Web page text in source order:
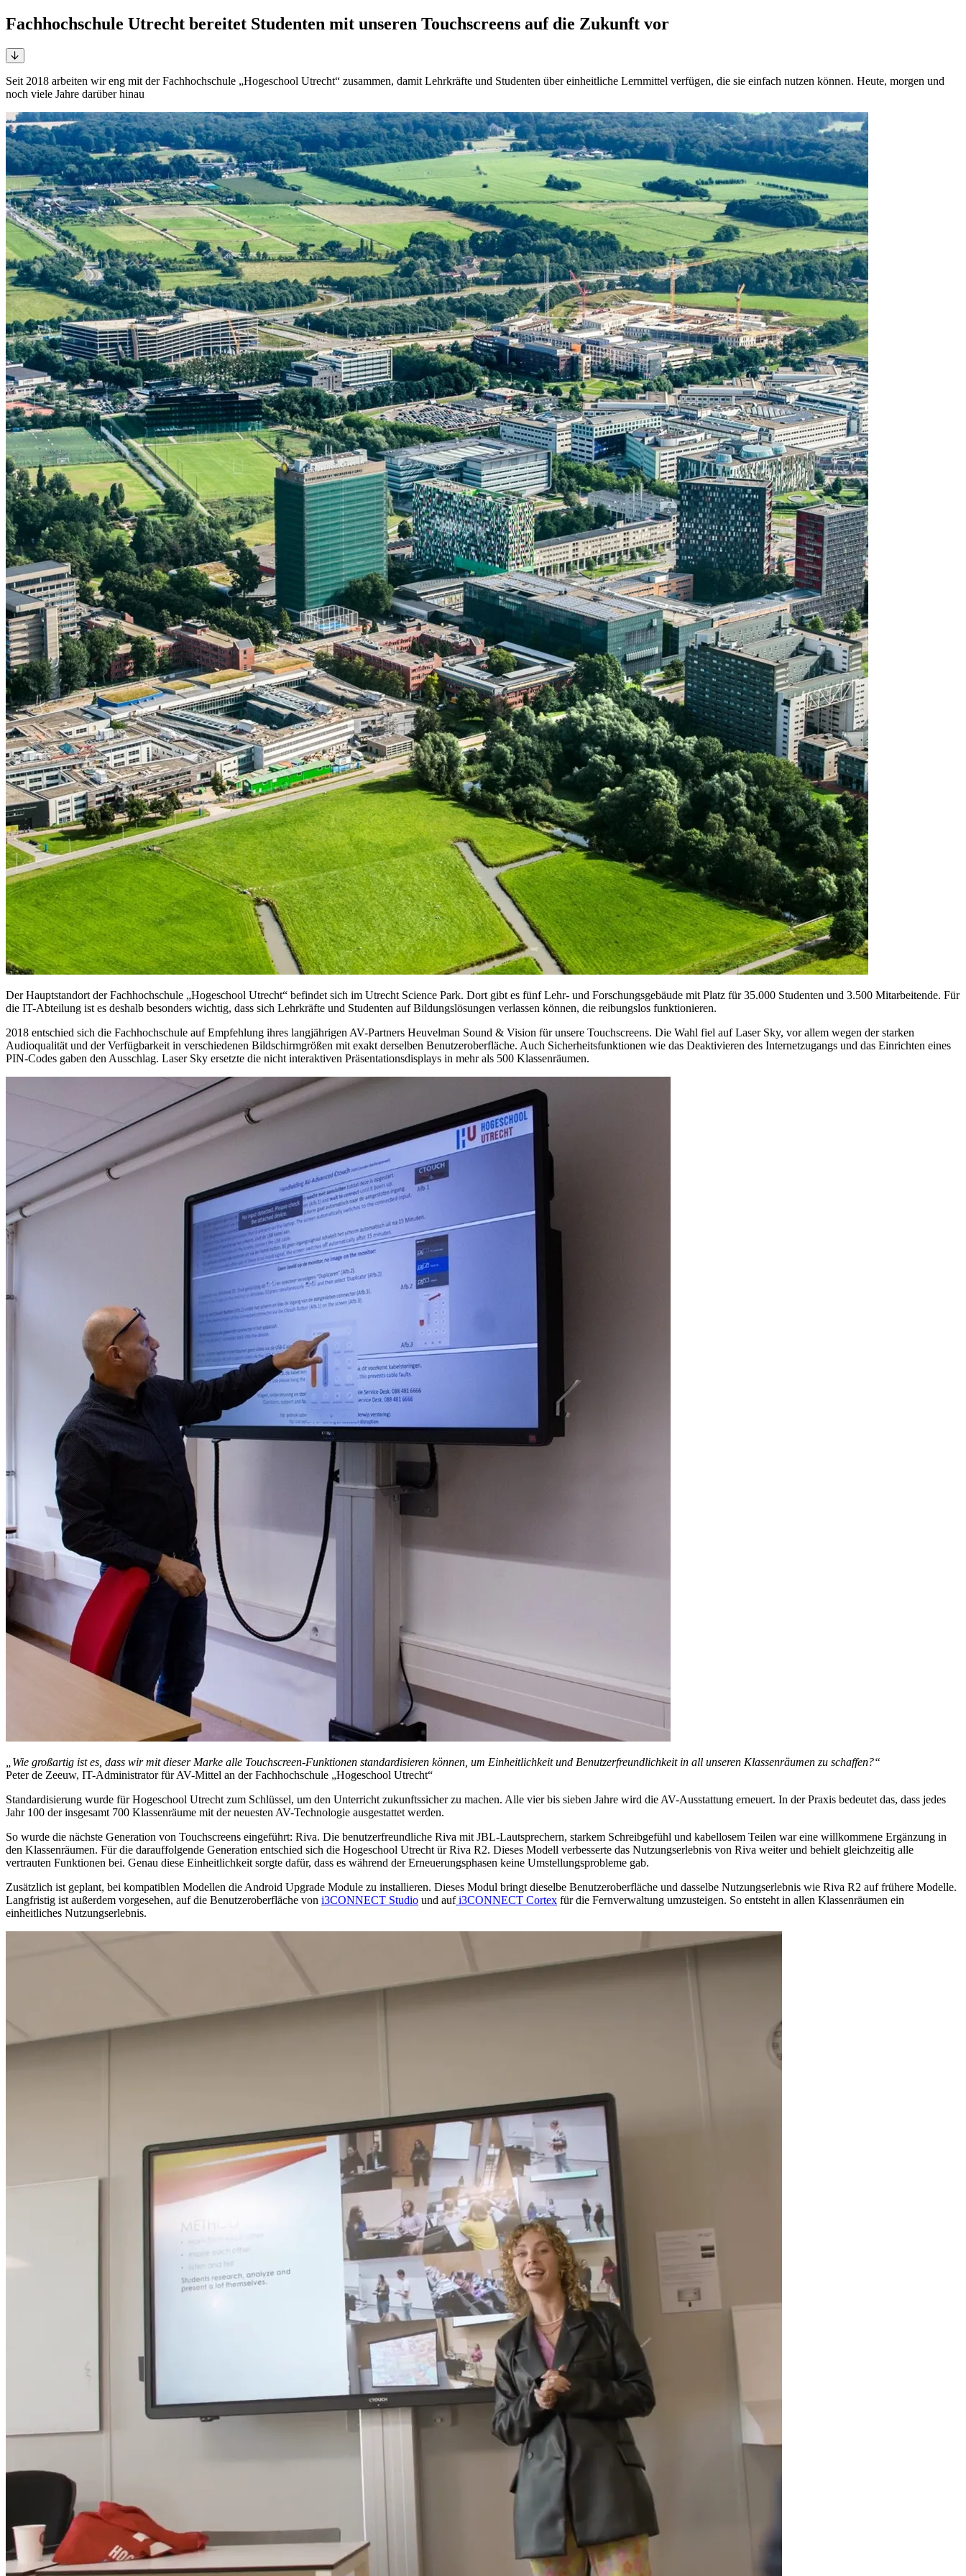
Fachhochschule Utrecht bereitet Studenten mit unseren Touchscreens auf die Zukunft vor
Seit 2018 arbeiten wir eng mit der Fachhochschule „Hogeschool Utrecht“ zusammen, damit Lehrkräfte und Studenten über einheitliche Lernmittel verfügen, die sie einfach nutzen können. Heute, morgen und
noch viele Jahre darüber hinau
Der Hauptstandort der Fachhochschule „Hogeschool Utrecht“ befindet sich im Utrecht Science Park. Dort gibt es fünf Lehr- und Forschungsgebäude mit Platz für 35.000 Studenten und 3.500 Mitarbeitende. Für
die IT-Abteilung ist es deshalb besonders wichtig, dass sich Lehrkräfte und Studenten auf Bildungslösungen verlassen können, die reibungslos funktionieren.
2018 entschied sich die Fachhochschule auf Empfehlung ihres langjährigen AV-Partners Heuvelman Sound & Vision für unsere Touchscreens. Die Wahl fiel auf Laser Sky, vor allem wegen der starken
Audioqualität und der Verfügbarkeit in verschiedenen Bildschirmgrößen mit exakt derselben Benutzeroberfläche. Auch Sicherheitsfunktionen wie das Deaktivieren des Internetzugangs und das Einrichten eines
PIN-Codes gaben den Ausschlag. Laser Sky ersetzte die nicht interaktiven Präsentationsdisplays in mehr als 500 Klassenräumen.
„Wie großartig ist es, dass wir mit dieser Marke alle Touchscreen-Funktionen standardisieren können, um Einheitlichkeit und Benutzerfreundlichkeit in all unseren Klassenräumen zu schaffen?“
Peter de Zeeuw, IT-Administrator für AV-Mittel an der Fachhochschule „Hogeschool Utrecht“
Standardisierung wurde für Hogeschool Utrecht zum Schlüssel, um den Unterricht zukunftssicher zu machen. Alle vier bis sieben Jahre wird die AV-Ausstattung erneuert. In der Praxis bedeutet das, dass jedes
Jahr 100 der insgesamt 700 Klassenräume mit der neuesten AV-Technologie ausgestattet werden.
So wurde die nächste Generation von Touchscreens eingeführt: Riva. Die benutzerfreundliche Riva mit JBL-Lautsprechern, starkem Schreibgefühl und kabellosem Teilen war eine willkommene Ergänzung in
den Klassenräumen. Für die darauffolgende Generation entschied sich die Hogeschool Utrecht ür Riva R2. Dieses Modell verbesserte das Nutzungserlebnis von Riva weiter und behielt gleichzeitig alle
vertrauten Funktionen bei. Genau diese Einheitlichkeit sorgte dafür, dass es während der Erneuerungsphasen keine Umstellungsprobleme gab.
Zusätzlich ist geplant, bei kompatiblen Modellen die Android Upgrade Module zu installieren. Dieses Modul bringt dieselbe Benutzeroberfläche und dasselbe Nutzungserlebnis wie Riva R2 auf frühere Modelle.
Langfristig ist außerdem vorgesehen, auf die Benutzeroberfläche von i3CONNECT Studio und aufi3CONNECT Cortex für die Fernverwaltung umzusteigen. So entsteht in allen Klassenräumen ein
einheitliches Nutzungserlebnis.